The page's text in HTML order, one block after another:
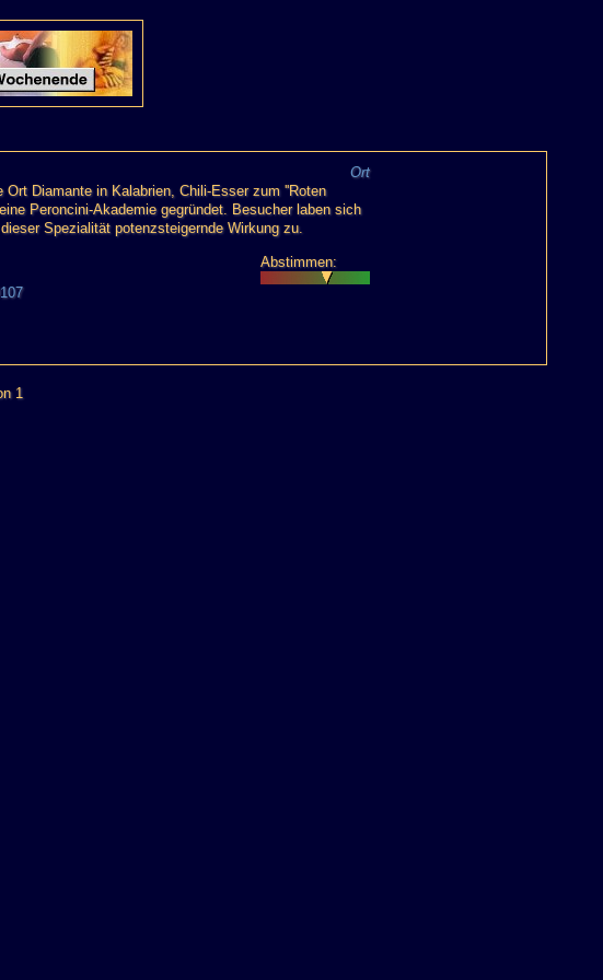
Ort
Diamante in Kalabrien, Chili-Esser zum ''Roten
Peroncini-Akademie gegründet. Besucher laben sich
Spezialität potenzsteigernde Wirkung zu.
Abstimmen:
1